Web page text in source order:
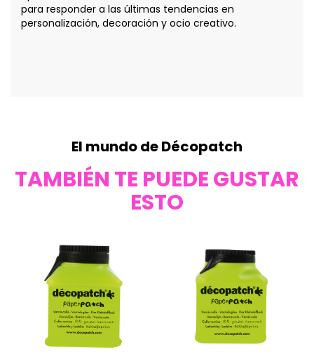
para responder a las últimas tendencias en
personalización, decoración y ocio creativo.
El mundo de Décopatch
TAMBIÉN TE PUEDE GUSTAR
ESTO